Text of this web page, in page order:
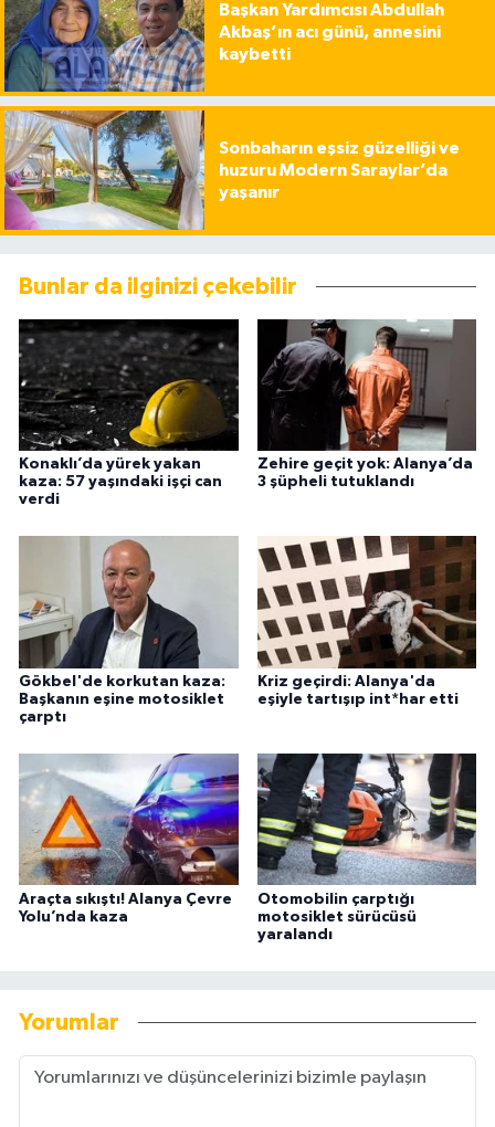
Başkan Yardımcısı Abdullah
Akbaş’ın acı günü, annesini
kaybetti
Sonbaharın eşsiz güzelliği ve
huzuru Modern Saraylar’da
yaşanır
Bunlar da ilginizi çekebilir
Konaklı’da yürek yakan
kaza: 57 yaşındaki işçi can
verdi
Zehire geçit yok: Alanya’da
3 şüpheli tutuklandı
Gökbel'de korkutan kaza:
Başkanın eşine motosiklet
çarptı
Kriz geçirdi: Alanya'da
eşiyle tartışıp int*har etti
Araçta sıkıştı! Alanya Çevre
Yolu’nda kaza
Otomobilin çarptığı
motosiklet sürücüsü
yaralandı
Yorumlar